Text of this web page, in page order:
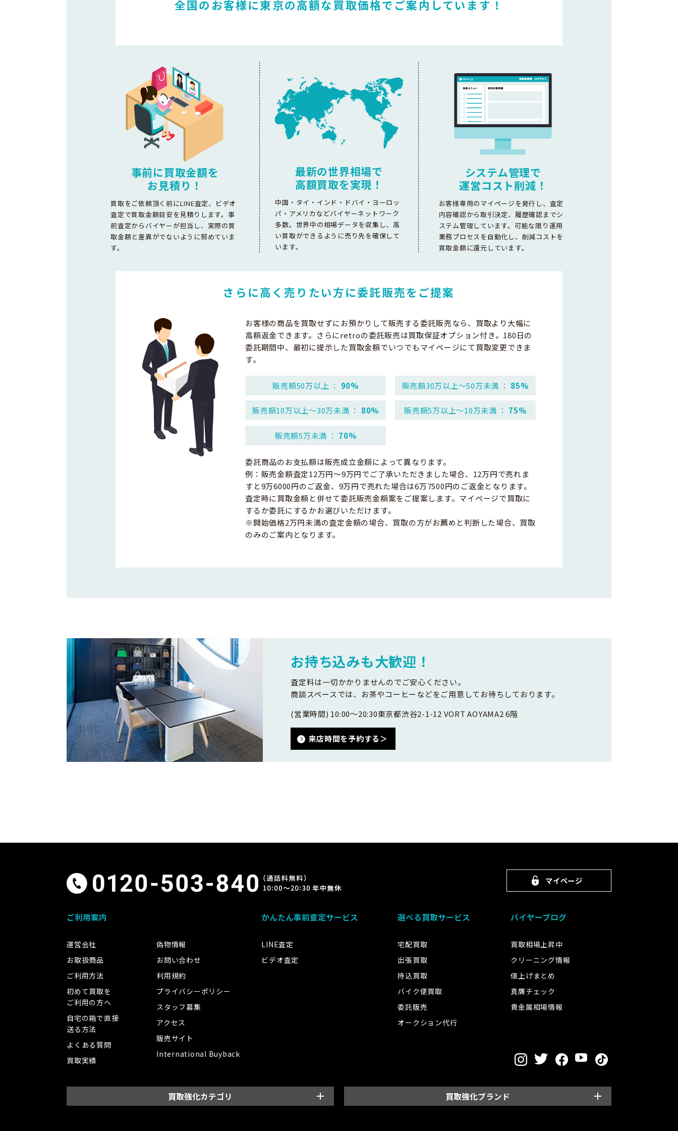
全国のお客様に東京の高額な買取価格でご案内しています！
事前に買取金額を
お見積り！
買取をご依頼頂く前にLINE査定、ビデオ
査定で買取金額目安を見積りします。事
前査定からバイヤーが担当し、実際の買
取金額と差異がでないように努めていま
す。
最新の世界相場で
高額買取を実現！
中国・タイ・インド・ドバイ・ヨーロッ
パ・アメリカなどバイヤーネットワーク
多数。世界中の相場データを収集し、高
い買取ができるように売り先を確保して
います。
システム管理で
運営コスト削減！
お客様専用のマイページを発行し、査定
内容確認から取引決定、履歴確認までシ
ステム管理しています。可能な限り運用
業務プロセスを自動化し、削減コストを
買取金額に還元しています。
さらに高く売りたい方に委託販売をご提案
お客様の商品を買取せずにお預かりして販売する委託販売なら、買取より大幅に
高額返金できます。さらにretroの委託販売は買取保証オプション付き。180日の
委託期間中、最初に提示した買取金額でいつでもマイページにて買取変更できま
す。
販売額50万以上 ： 90% 販売額30万以上～50万未満 ： 85%
販売額10万以上～30万未満 ： 80% 販売額5万以上～10万未満 ： 75%
販売額5万未満 ： 70%
委託商品のお支払額は販売成立金額によって異なります。
例：販売金額査定12万円～9万円でご了承いただきました場合、12万円で売れま
すと9万6000円のご返金、9万円で売れた場合は6万7500円のご返金となります。
査定時に買取金額と併せて委託販売金額案をご提案します。マイページで買取に
するか委託にするかお選びいただけます。
※開始価格2万円未満の査定金額の場合、買取の方がお薦めと判断した場合、買取
のみのご案内となります。
お持ち込みも大歓迎！
査定料は一切かかりませんのでご安心ください。
商談スペースでは、お茶やコーヒーなどをご用意してお待ちしております。
(営業時間) 10:00～20:30東京都渋谷2-1-12 VORT AOYAMA2 6階
来店時間を予約する＞
マイページ
ご利用案内
運営会社
お取扱商品
ご利用方法
初めて買取を
ご利用の方へ
自宅の箱で直接
送る方法
よくある質問
買取実績
偽物情報
お問い合わせ
利用規約
プライバシーポリシー
スタッフ募集
アクセス
販売サイト
International Buyback
かんたん事前査定サービス
LINE査定
ビデオ査定
選べる買取サービス
宅配買取
出張買取
持込買取
バイク便買取
委託販売
オークション代行
バイヤーブログ
買取相場上昇中
クリーニング情報
値上げまとめ
真贋チェック
貴金属相場情報
買取強化カテゴリ 買取強化ブランド